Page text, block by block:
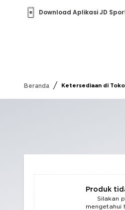
Download Aplikasi JD
Beranda / Ketersediaan di Toko
Produk
Silakan
mengetahui